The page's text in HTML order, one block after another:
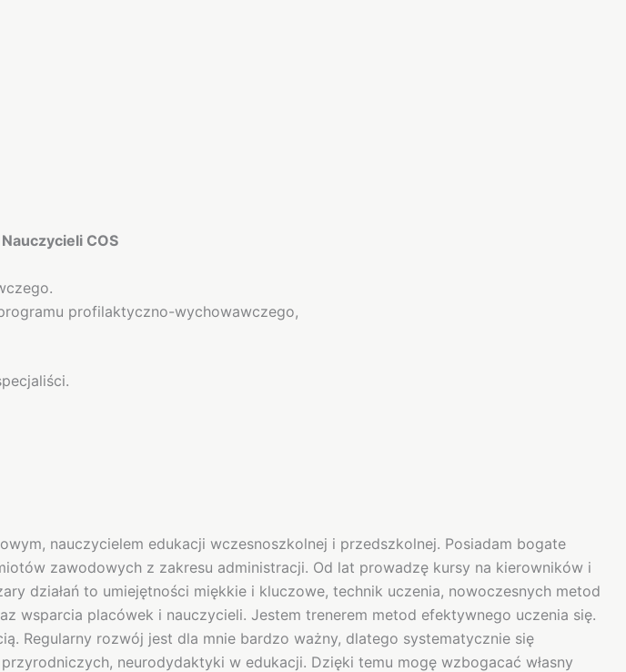
COS
profilaktyczno-wychowawczego,
nauczycielem edukacji wczesnoszkolnej i przedszkolnej. Posiadam bogate
zawodowych z zakresu administracji. Od lat prowadzę kursy na kierowników i
działań to umiejętności miękkie i kluczowe, technik uczenia, nowoczesnych metod
wsparcia placówek i nauczycieli. Jestem trenerem metod efektywnego uczenia się.
Regularny rozwój jest dla mnie bardzo ważny, dlatego systematycznie się
neurodydaktyki w edukacji. Dzięki temu mogę wzbogacać własny